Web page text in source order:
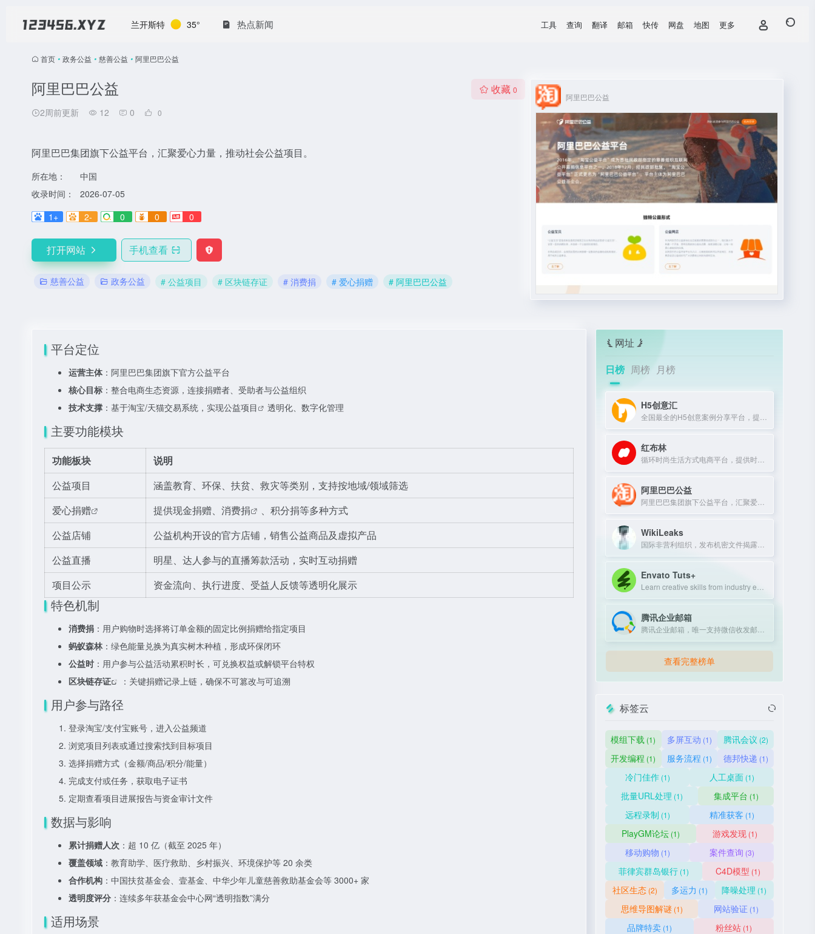
兰开斯特 35° 热点新闻 工具 查询 翻译 邮箱 快传 网盘 地图 更多
首页 • 政务公益 • 慈善公益 • 阿里巴巴公益
阿里巴巴公益
2周前更新 12 0 0
收藏 0
阿里巴巴集团旗下公益平台，汇聚爱心力量，推动社会公益项目。
所在地：
中国
收录时间：
2026-07-05
1+
2- 0 0 0
打开网站 手机查看
慈善公益 政务公益 # 公益项目 # 区块链存证 # 消费捐 # 爱心捐赠 # 阿里巴巴公益
阿里巴巴公益
平台定位
运营主体：阿里巴巴集团旗下官方公益平台
核心目标 ：整合电商生态资源，连接捐赠者、受助者与公益组织
技术支撑 ：基于淘宝/天猫交易系统，实现公益项目 透明化、数字化管理
主要功能模块
功能板块
说明
公益项目
涵盖教育、环保、扶贫、救灾等类别，支持按地域/领域筛选
爱心捐赠
提供现金捐赠、 消费捐
、积分捐等多种方式
公益店铺
公益机构开设的官方店铺，销售公益商品及虚拟产品
公益直播
明星、达人参与的直播筹款活动，实时互动捐赠
项目公示
资金流向、执行进度、受益人反馈等透明化展示
特色机制
消费捐 ：用户购物时选择将订单金额的固定比例捐赠给指定项目
蚂蚁森林：绿色能量兑换为真实树木种植，形成环保闭环
公益时 ：用户参与公益活动累积时长，可兑换权益或解锁平台特权
区块链存证
：关键捐赠记录上链，确保不可篡改与可追溯
用户参与路径
登录淘宝/支付宝账号，进入公益频道
浏览项目列表或通过搜索找到目标项目
选择捐赠方式（金额/商品/积分/能量）
完成支付或任务，获取电子证书
定期查看项目进展报告与资金审计文件
数据与影响
累计捐赠人次 ：超 10 亿（截至 2025 年）
覆盖领域 ：教育助学、医疗救助、乡村振兴、环境保护等 20 余类
合作机构 ：中国扶贫基金会、壹基金、中华少年儿童慈善救助基金会等 3000+ 家
透明度评分 ：连续多年获基金会中心网“透明指数”满分
适用场景
网址
日榜 周榜 月榜
H5创意汇
红布林
阿里巴巴公益
WikiLeaks
Envato Tuts+
腾讯企业邮箱
查看完整榜单
标签云
模组下载 (1) 多屏互动 (1) 腾讯会议 (2)
开发编程 (1) 服务流程 (1) 德邦快递 (1)
冷门佳作(1) 人工桌面(1)
批量URL处理 (1) 集成平台 (1)
远程录制 (1) 精准获客 (1)
PlayGM论坛 (1) 游戏发现 (1)
移动购物 (1) 案件查询 (3)
菲律宾群岛银行 (1) C4D模型 (1)
社区生态(2) 多运力 (1) 降噪处理 (1)
思维导图解谜(1) 网站验证 (1)
品牌特卖 (1) 粉丝站 (1)